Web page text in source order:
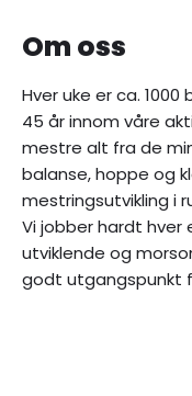
Om oss
Hver uke er ca.
45 år innom våre
mestre alt fra de
balanse, hoppe og
mestringsutvikling i
Vi jobber hardt hver
utviklende og
godt utgangspunkt